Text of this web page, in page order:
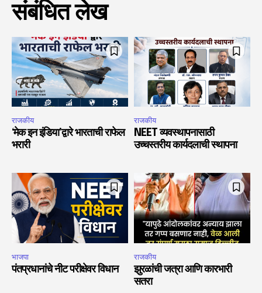
संबंधित लेख
राजकीय
‘मेक इन इंडिया’द्वारे भारताची राफेल
भरारी
राजकीय
NEET व्यवस्थापनासाठी
उच्चस्तरीय कार्यदलाची स्थापना
भाजपा
पंतप्रधानांचे नीट परीक्षेवर विधान
राजकीय
झुरळांची जत्रा आणि कारभारी
सतरा